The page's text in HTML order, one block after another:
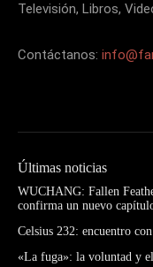
Televisión, Libros,
Contáctanos:
Últimas noticias
WUCHANG: Fallen
confirma un nuevo
Celsius 232: encuentro
«La fuga»: la voluntad y